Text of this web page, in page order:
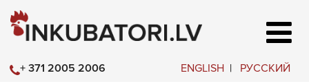
ENGLISH РУССКИЙ
+ 371 2005 2006